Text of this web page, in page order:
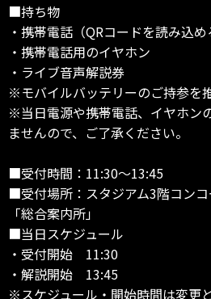
■持ち物
・携帯電話（QRコードを読み込め
・携帯電話用のイヤホン
・ライブ音声解説券
※モバイルバッテリーのご持参を
※当日電源や携帯電話、イヤホン
ませんので、ご了承ください。
■受付時間：11:30～13:45
■受付場所：スタジアム3階コン
「総合案内所」
■当日スケジュール
・受付開始 11:30
・解説開始 13:45
※スケジュール・開始時間は変更